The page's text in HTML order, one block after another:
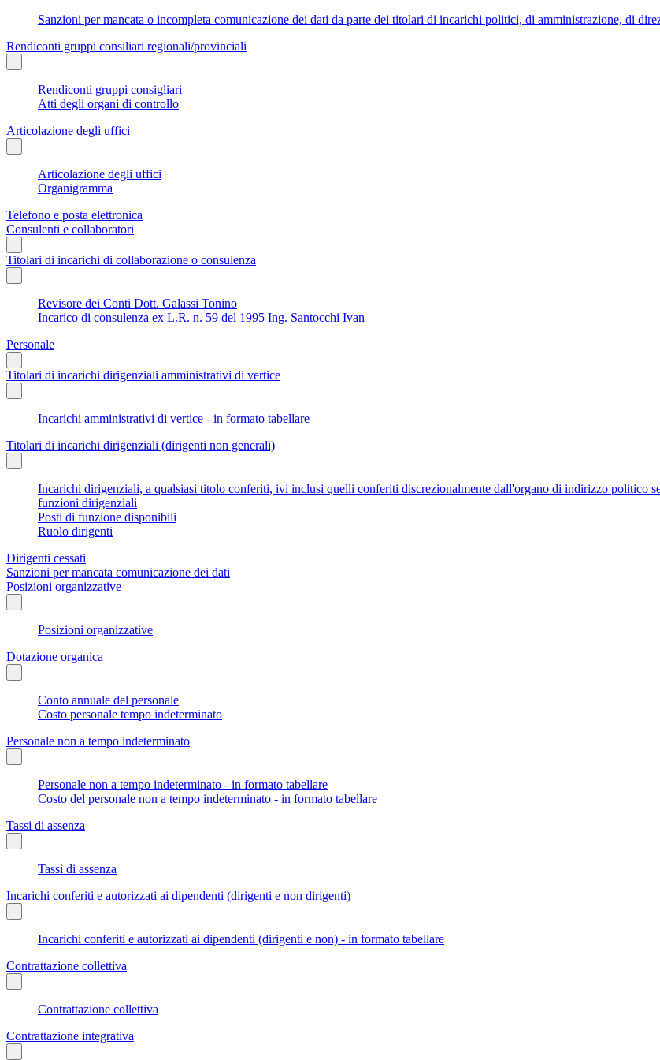
Sanzioni per mancata o incompleta comunicazione dei dati da parte dei titolari di incarichi politici, di amministrazione, di
Rendiconti gruppi consiliari regionali/provinciali
Rendiconti gruppi consigliari
Atti degli organi di controllo
Articolazione degli uffici
Articolazione degli uffici
Organigramma
Telefono e posta elettronica
Consulenti e collaboratori
Titolari di incarichi di collaborazione o consulenza
Revisore dei Conti Dott. Galassi Tonino
Incarico di consulenza ex L.R. n. 59 del 1995 Ing. Santocchi Ivan
Personale
Titolari di incarichi dirigenziali amministrativi di vertice
Incarichi amministrativi di vertice - in formato tabellare
Titolari di incarichi dirigenziali (dirigenti non generali)
Incarichi dirigenziali, a qualsiasi titolo conferiti, ivi inclusi quelli conferiti discrezionalmente dall'organo di indirizzo politico
funzioni dirigenziali
Posti di funzione disponibili
Ruolo dirigenti
Dirigenti cessati
Sanzioni per mancata comunicazione dei dati
Posizioni organizzative
Posizioni organizzative
Dotazione organica
Conto annuale del personale
Costo personale tempo indeterminato
Personale non a tempo indeterminato
Personale non a tempo indeterminato - in formato tabellare
Costo del personale non a tempo indeterminato - in formato tabellare
Tassi di assenza
Tassi di assenza
Incarichi conferiti e autorizzati ai dipendenti (dirigenti e non dirigenti)
Incarichi conferiti e autorizzati ai dipendenti (dirigenti e non) - in formato tabellare
Contrattazione collettiva
Contrattazione collettiva
Contrattazione integrativa